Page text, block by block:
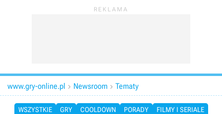
www.gry-online.pl  Newsroom  Tematy
WSZYSTKIE GRY COOLDOWN PORADY
FILMY I SERIALE